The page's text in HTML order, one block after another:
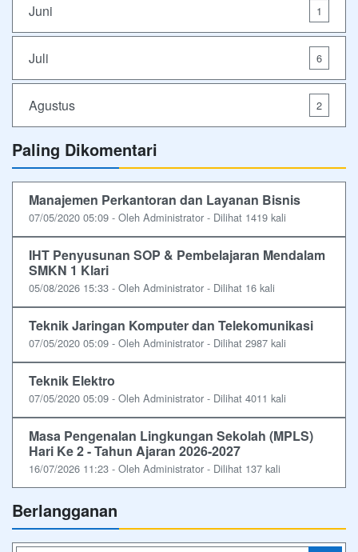
Juni 1
Juli 6
Agustus 2
Paling Dikomentari
Manajemen Perkantoran dan Layanan Bisnis
07/05/2020 05:09 - Oleh Administrator - Dilihat 1419 kali
IHT Penyusunan SOP & Pembelajaran Mendalam
SMKN 1 Klari
05/08/2026 15:33 - Oleh Administrator - Dilihat 16 kali
Teknik Jaringan Komputer dan Telekomunikasi
07/05/2020 05:09 - Oleh Administrator - Dilihat 2987 kali
Teknik Elektro
07/05/2020 05:09 - Oleh Administrator - Dilihat 4011 kali
Masa Pengenalan Lingkungan Sekolah (MPLS)
Hari Ke 2 - Tahun Ajaran 2026-2027
16/07/2026 11:23 - Oleh Administrator - Dilihat 137 kali
Berlangganan